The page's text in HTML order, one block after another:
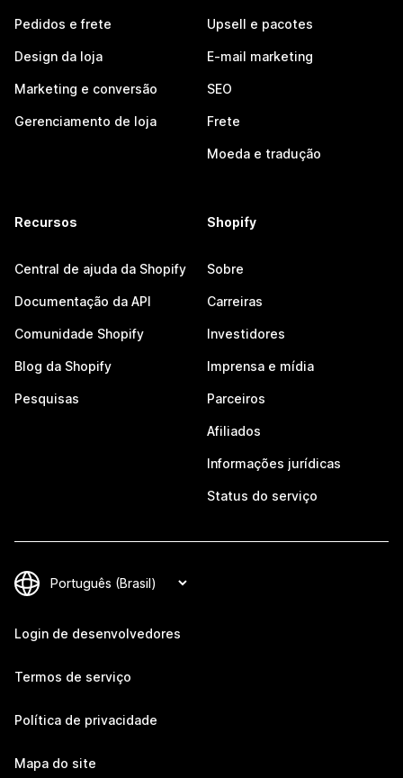
Pedidos e frete
Design da loja
Marketing e conversão
Gerenciamento de loja
Upsell e pacotes
E-mail marketing
SEO
Frete
Moeda e tradução
Recursos
Central de ajuda da Shopify
Documentação da API
Comunidade Shopify
Blog da Shopify
Pesquisas
Shopify
Sobre
Carreiras
Investidores
Imprensa e mídia
Parceiros
Afiliados
Informações jurídicas
Status do serviço
Login de desenvolvedores
Termos de serviço
Política de privacidade
Mapa do site